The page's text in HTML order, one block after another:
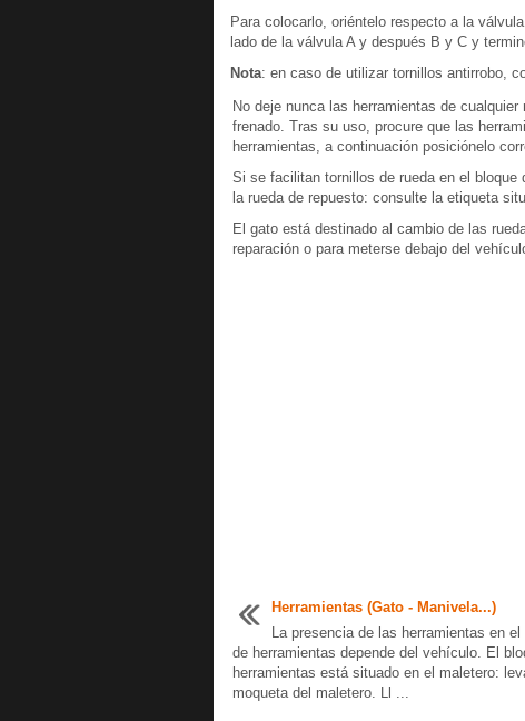
Para colocarlo, oriéntelo respecto a la
lado de la válvula A y después B y C y
Nota: en caso de utilizar tornillos antirrobo,
No deje nunca las herramientas de
frenado. Tras su uso, procure que las
herramientas, a continuación posiciónelo
Si se facilitan tornillos de rueda en el
la rueda de repuesto: consulte la etiqueta
El gato está destinado al cambio de las
reparación o para meterse debajo del
Herramientas (Gato - Manivela...)
La presencia de las herramientas en el
de herramientas depende del vehículo. El
herramientas está situado en el maletero:
moqueta del maletero. Ll ...